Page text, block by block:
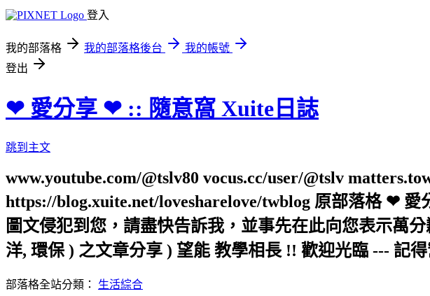
登入
我的部落格 我的部落格後台
我的帳號
登出
❤ 愛分享 ❤ :: 隨意窩 Xuite日誌
跳到主文
www.youtube.com/@tslv80 vocus.cc/user/@tslv
https://blog.xuite.net/lovesharelove/twblog 原部落格 ❤
圖文侵犯到您，請盡快告訴我，並事先在此向您表示萬
洋, 環保 ) 之文章分享 ) 望能 教學相長 !! 歡迎光臨 --- 記
部落格全站分類： 生活綜合